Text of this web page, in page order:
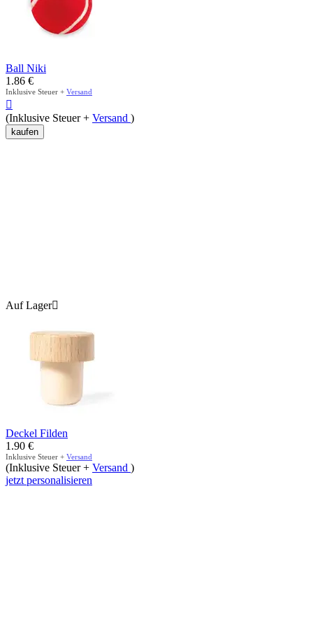
Ball Niki
1.86 €
Inklusive Steuer + Versand

(Inklusive Steuer + Versand )
kaufen
Auf Lager
Deckel Filden
1.90 €
Inklusive Steuer + Versand
(Inklusive Steuer + Versand )
jetzt personalisieren